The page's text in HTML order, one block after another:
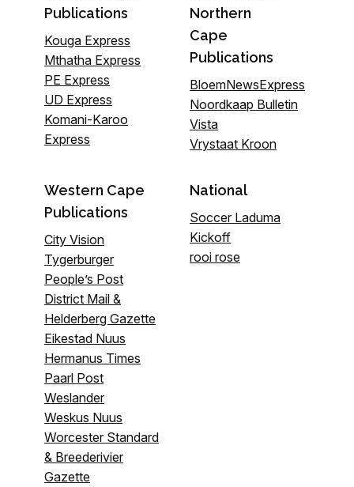
Publications
Kouga Express
Mthatha Express
PE Express
UD Express
Komani-Karoo
Express
Northern
Cape
Publications
BloemNewsExpress
Noordkaap Bulletin
Vista
Vrystaat Kroon
Western Cape
Publications
City Vision
Tygerburger
People’s Post
District Mail &
Helderberg Gazette
Eikestad Nuus
Hermanus Times
Paarl Post
Weslander
Weskus Nuus
Worcester Standard
& Breederivier
Gazette
National
Soccer Laduma
Kickoff
rooi rose